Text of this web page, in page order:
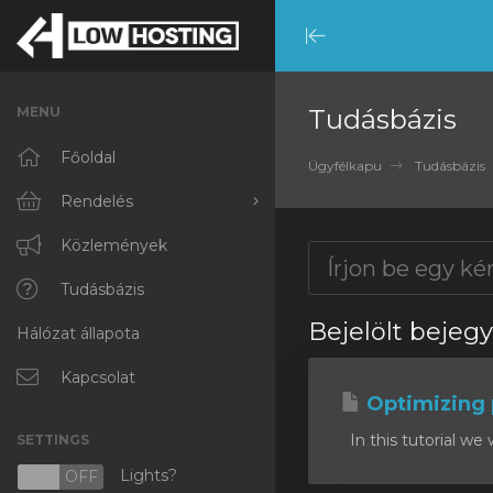
Minimize
Menu
MENU
Főoldal
Rendelés
Minden
RKVMPROTECTED
IKVMPROTECTED
XKVMPROTECTED
Protected Web Hosting
Közlemények
Tudásbázis
Hálózat állapota
Kapcsolat
SETTINGS
OFF Lights?
Tudásbázis
Ügyfélkapu Tudásbázis
Bejelölt
Optimizing
In this tutorial we